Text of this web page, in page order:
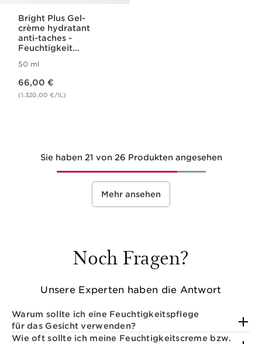
Bright Plus Gel-
crème hydratant
anti-taches -
Feuchtigkeit
Creme bei
Pigmentflecken
50 ml
66,00 €
(1.320,00 €/1L)
Sie haben 21 von 26 Produkten angesehen
Mehr ansehen
Noch Fragen?
Unsere Experten haben die Antwort
Warum sollte ich eine Feuchtigkeitspflege
für das Gesicht verwenden?
Wie oft sollte ich meine Feuchtigkeitscreme bzw.